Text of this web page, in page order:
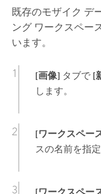
既存のモザイク デ
ング ワークスペー
います。
[画像]タブで [
します。
[ワークスペー
スの名前を指定